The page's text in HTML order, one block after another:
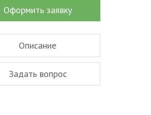
Оформить заявку
Описание
Задать вопрос